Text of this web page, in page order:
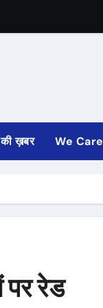
ख़बर We Care
पर रेड